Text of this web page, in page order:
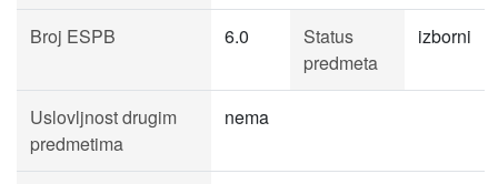
Broj ESPB 6.0
Status
predmeta
izborni
Uslovljnost drugim
predmetima
nema